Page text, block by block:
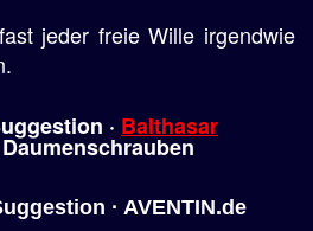
jeder freie Wille irgendwie
· Balthasar
Daumenschrauben
· AVENTIN.de